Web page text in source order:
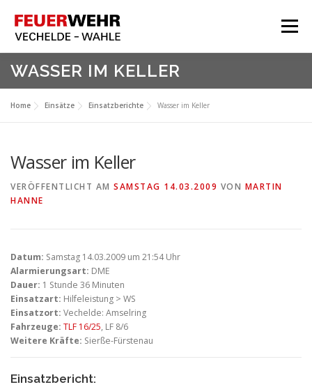
Inhalt
springen
Menü
HOME
WASSER IM KELLER
Home Einsätze Einsatzberichte Wasser im Keller
Wasser im Keller
VERÖFFENTLICHT AM SAMSTAG 14.03.2009 VON MARTIN
HANNE
Datum: Samstag 14.03.2009 um 21:54 Uhr
Alarmierungsart: DME
Dauer: 1 Stunde 36 Minuten
Einsatzart: Hilfeleistung > WS
Einsatzort: Vechelde: Amselring
Fahrzeuge: TLF 16/25, LF 8/6
Weitere Kräfte: Sierße-Fürstenau
Einsatzbericht: